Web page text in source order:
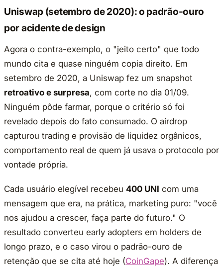
Uniswap (setembro de 2020): o padrão-ouro
por acidente de design
Agora o contra-exemplo, o "jeito certo" que todo
mundo cita e quase ninguém copia direito. Em
setembro de 2020, a Uniswap fez um snapshot
retroativo e surpresa, com corte no dia 01/09.
Ninguém pôde farmar, porque o critério só foi
revelado depois do fato consumado. O airdrop
capturou trading e provisão de liquidez orgânicos,
comportamento real de quem já usava o protocolo por
vontade própria.
Cada usuário elegível recebeu 400 UNI com uma
mensagem que era, na prática, marketing puro: "você
nos ajudou a crescer, faça parte do futuro." O
resultado converteu early adopters em holders de
longo prazo, e o caso virou o padrão-ouro de
retenção que se cita até hoje (CoinGape). A diferença